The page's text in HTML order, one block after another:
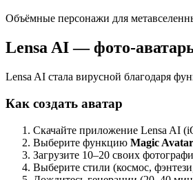
Объёмные персонажи для
Lensa AI — фото-
Lensa AI стала вирусной благодаря
Как создать аватар
Скачайте приложение Lensa AI
Выберите функцию Magic
Загрузите 10–20 своих
Выберите стили (космос,